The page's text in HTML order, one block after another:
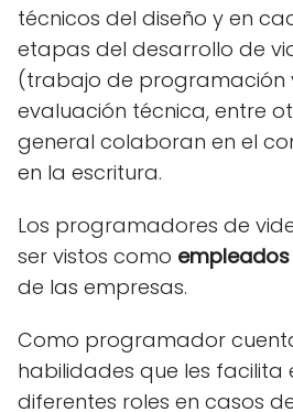
técnicos del diseño y en
etapas del desarrollo de
(trabajo de programación
evaluación técnica, entre
general colaboran en el
en la escritura.
Los programadores de
ser vistos como
de las empresas.
Como programador
habilidades que les facilita
diferentes roles en casos